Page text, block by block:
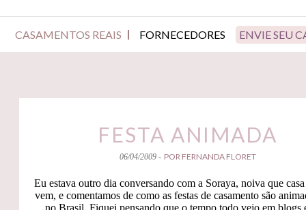
CASAMENTOS REAIS FORNECEDORES ENVIE SEU
FESTA ANIMADA
06/04/2009 - POR FERNANDA FLORET
Eu estava outro dia conversando com a Soraya, noiva que
vem, e comentamos de como as festas de casamento são
no Brasil. Fiquei pensando que o tempo todo vejo em blogs